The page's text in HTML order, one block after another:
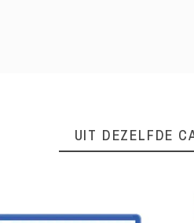
UIT DEZELFDE